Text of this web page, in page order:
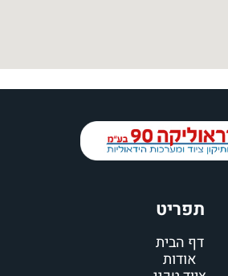
תפריט
דף הבית
אודות